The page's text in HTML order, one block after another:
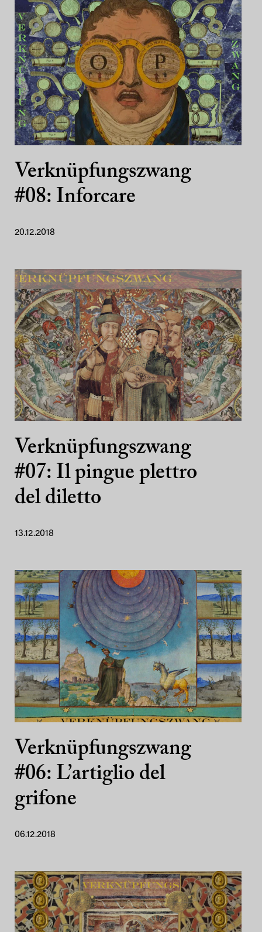
Verknüpfungszwang
#08: Inforcare
20.12.2018
Verknüpfungszwang
#07: Il pingue plettro
del diletto
13.12.2018
Verknüpfungszwang
#06: L’artiglio del
grifone
06.12.2018